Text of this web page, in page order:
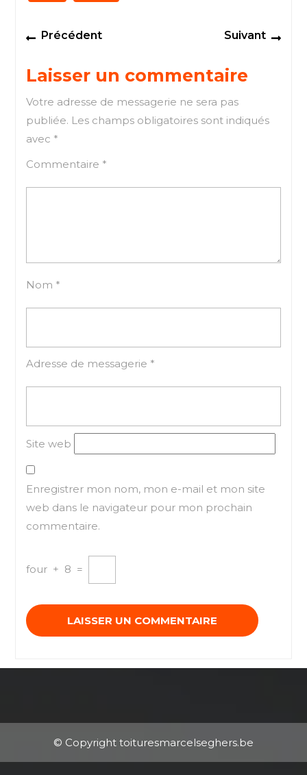
Navigation
de
l’article
PrécédentPrevious
Suivant
Laisser un commentaire
Votre adresse de messagerie ne sera pas
publiée. Les champs obligatoires sont indiqués
avec *
Commentaire *
Nom *
Adresse de messagerie *
Site web
Enregistrer mon nom, mon e-mail et mon site
web dans le navigateur pour mon prochain
commentaire.
four + 8 =
© Copyright toituresmarcelseghers.be